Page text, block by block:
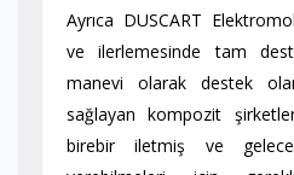
Ayrıca DUSCART
ve ilerlemesinde tam
manevi olarak destek
sağlayan kompozit
birebir iletmiş ve